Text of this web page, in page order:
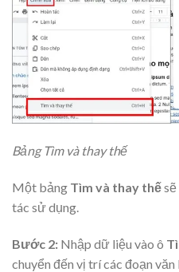
Bảng Tìm và thay thế
Một bảng Tìm và thay thế
tác sử dụng.
Bước 2: Nhập dữ liệu vào ô
chuyển đến vị trí các đoạn